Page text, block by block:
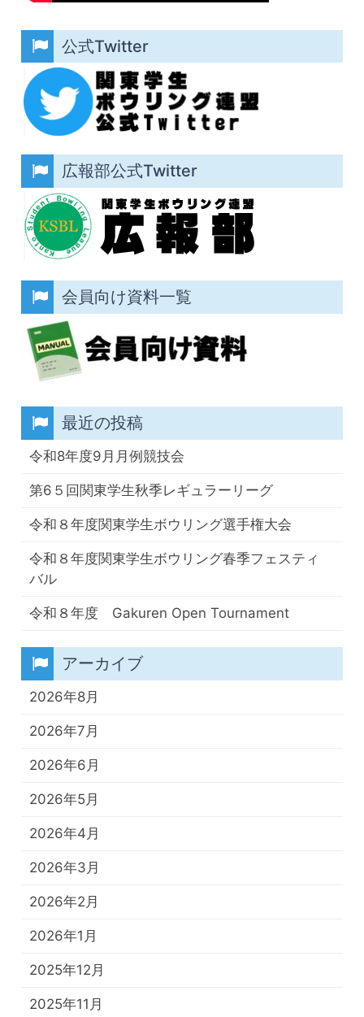
公式Twitter
広報部公式Twitter
会員向け資料一覧
最近の投稿
令和8年度9月月例競技会
第6５回関東学生秋季レギュラーリーグ
令和８年度関東学生ボウリング選手権大会
令和８年度関東学生ボウリング春季フェスティ
バル
令和８年度 Gakuren Open Tournament
アーカイブ
2026年8月
2026年7月
2026年6月
2026年5月
2026年4月
2026年3月
2026年2月
2026年1月
2025年12月
2025年11月